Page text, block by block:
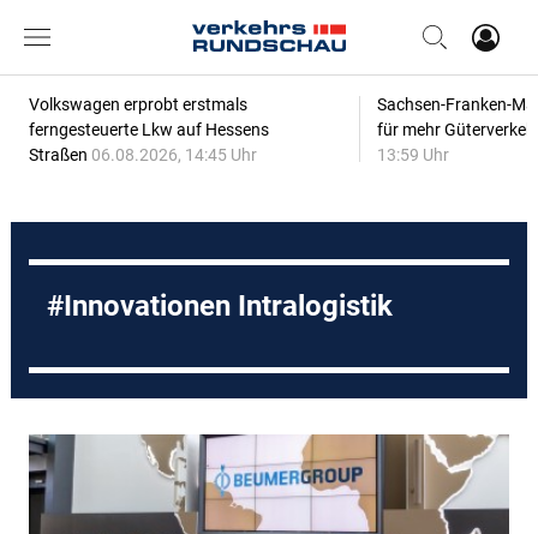
Volkswagen erprobt erstmals
ferngesteuerte Lkw auf Hessens
Straßen 06.08.2026, 14:45 Uhr
Sachsen-Franken-
für mehr
13:59 Uhr
Innovationen Intralogistik